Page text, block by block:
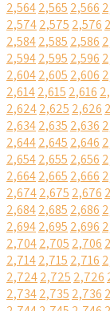
2,5642,565 2,566
2,5742,575 2,576
2,5842,585 2,586
2,5942,595 2,596
2,6042,605 2,606
2,6142,615 2,616
2,6242,625 2,626
2,6342,635 2,636
2,6442,645 2,646
2,6542,655 2,656
2,6642,665 2,666
2,6742,675 2,676
2,6842,685 2,686
2,6942,695 2,696
2,7042,705 2,706
2,7142,715 2,716
2,7242,725 2,726
2,7342,735 2,736